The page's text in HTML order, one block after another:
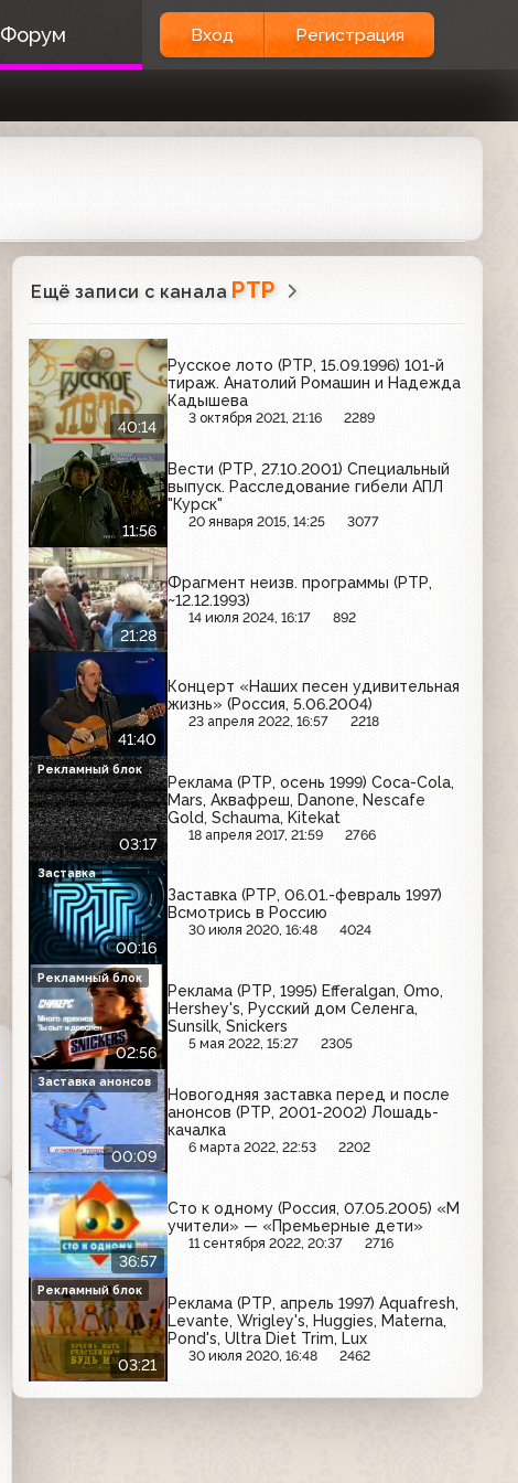
Форум Вход Регистрация
Ещё записи с канала РТР
40:14
Русское лото (РТР, 15.09.1996) 101-й
тираж. Анатолий Ромашин и Надежда
Кадышева
3 октября 2021, 21:16 2289
11:56
Вести (РТР, 27.10.2001) Специальный
выпуск. Расследование гибели АПЛ
"Курск"
20 января 2015, 14:25 3077
21:28
Фрагмент неизв. программы (РТР,
~12.12.1993)
14 июля 2024, 16:17 892
41:40
Концерт «Наших песен удивительная
жизнь» (Россия, 5.06.2004)
23 апреля 2022, 16:57 2218
03:17
Реклама (РТР, осень 1999) Coca-Cola,
Mars, Аквафреш, Danone, Nescafe
Gold, Schauma, Kitekat
18 апреля 2017, 21:59 2766
Рекламный блок
00:16
Заставка (РТР, 06.01.-февраль 1997)
Всмотрись в Россию
30 июля 2020, 16:48 4024
Заставка
02:56
Реклама (РТР, 1995) Efferalgan, Omo,
Hershey's, Русский дом Селенга,
Sunsilk, Snickers
5 мая 2022, 15:27 2305
Рекламный блок
00:09
Новогодняя заставка перед и после
анонсов (РТР, 2001-2002) Лошадь-
качалка
6 марта 2022, 22:53 2202
Заставка анонсов
36:57
Сто к одному (Россия, 07.05.2005) «М
учители» — «Премьерные дети»
11 сентября 2022, 20:37 2716
03:21
Реклама (РТР, апрель 1997) Aquafresh,
Levante, Wrigley's, Huggies, Materna,
Pond's, Ultra Diet Trim, Lux
30 июля 2020, 16:48 2462
Рекламный блок